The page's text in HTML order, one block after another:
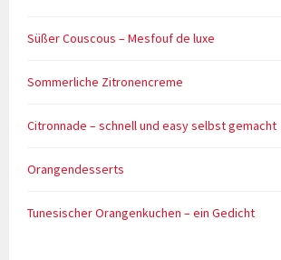
Süßer Couscous – Mesfouf de luxe
Sommerliche Zitronencreme
Citronnade – schnell und easy selbst gemacht
Orangendesserts
Tunesischer Orangenkuchen – ein Gedicht